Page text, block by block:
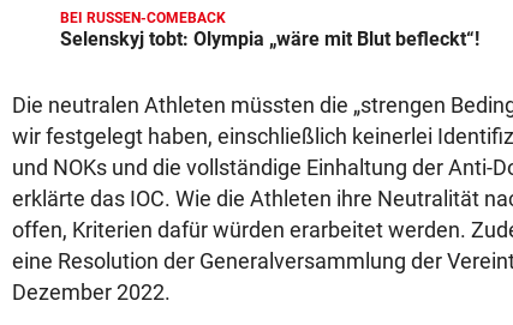
BEI RUSSEN-COMEBACK
Selenskyj tobt: Olympia „wäre mit Blut befleckt“!
Die neutralen Athleten müssten die „strengen
wir festgelegt haben, einschließlich keinerlei
und NOKs und die vollständige Einhaltung der Anti-
erklärte das IOC. Wie die Athleten ihre Neutralität
offen, Kriterien dafür würden erarbeitet werden.
eine Resolution der Generalversammlung der
Dezember 2022.